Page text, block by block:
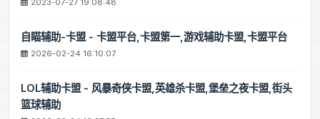
自瞄辅助-卡盟 - 卡盟平台,卡盟第一,游戏辅助卡盟,卡盟平台
2026-02-24 16:10:07
LOL辅助卡盟 - 风暴奇侠卡盟,英雄杀卡盟,堡垒之夜卡盟,街头
篮球辅助